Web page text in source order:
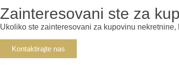
Zainteresovani ste za
Ukoliko ste zainteresovani za kupovinu
Kontaktirajte nas